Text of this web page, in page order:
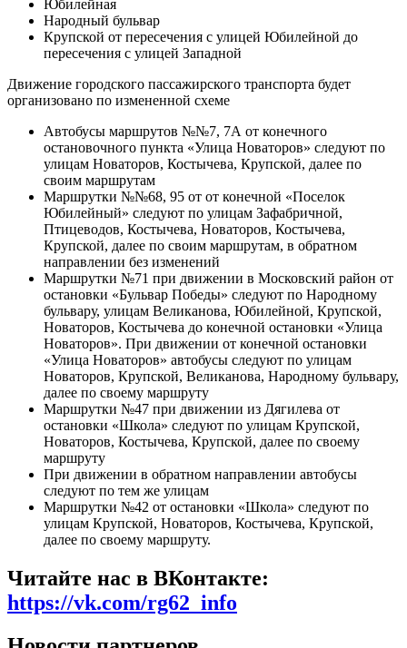
Юбилейная
Народный бульвар
Крупской от пересечения с улицей Юбилейной до
пересечения с улицей Западной
Движение городского пассажирского транспорта будет
организовано по измененной схеме
Автобусы маршрутов №№7, 7А от конечного
остановочного пункта «Улица Новаторов» следуют по
улицам Новаторов, Костычева, Крупской, далее по
своим маршрутам
Маршрутки №№68, 95 от от конечной «Поселок
Юбилейный» следуют по улицам Зафабричной,
Птицеводов, Костычева, Новаторов, Костычева,
Крупской, далее по своим маршрутам, в обратном
направлении без изменений
Маршрутки №71 при движении в Московский район от
остановки «Бульвар Победы» следуют по Народному
бульвару, улицам Великанова, Юбилейной, Крупской,
Новаторов, Костычева до конечной остановки «Улица
Новаторов». При движении от конечной остановки
«Улица Новаторов» автобусы следуют по улицам
Новаторов, Крупской, Великанова, Народному бульвару,
далее по своему маршруту
Маршрутки №47 при движении из Дягилева от
остановки «Школа» следуют по улицам Крупской,
Новаторов, Костычева, Крупской, далее по своему
маршруту
При движении в обратном направлении автобусы
следуют по тем же улицам
Маршрутки №42 от остановки «Школа» следуют по
улицам Крупской, Новаторов, Костычева, Крупской,
далее по своему маршруту.
Читайте нас в ВКонтакте:
https://vk.com/rg62_info